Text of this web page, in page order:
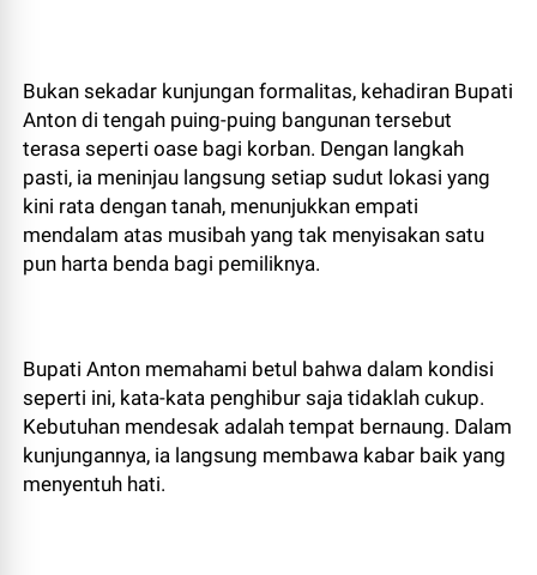
​Bukan sekadar kunjungan formalitas, kehadiran Bupati
Anton di tengah puing-puing bangunan tersebut
terasa seperti oase bagi korban. Dengan langkah
pasti, ia meninjau langsung setiap sudut lokasi yang
kini rata dengan tanah, menunjukkan empati
mendalam atas musibah yang tak menyisakan satu
pun harta benda bagi pemiliknya.
​Bupati Anton memahami betul bahwa dalam kondisi
seperti ini, kata-kata penghibur saja tidaklah cukup.
Kebutuhan mendesak adalah tempat bernaung. Dalam
kunjungannya, ia langsung membawa kabar baik yang
menyentuh hati.